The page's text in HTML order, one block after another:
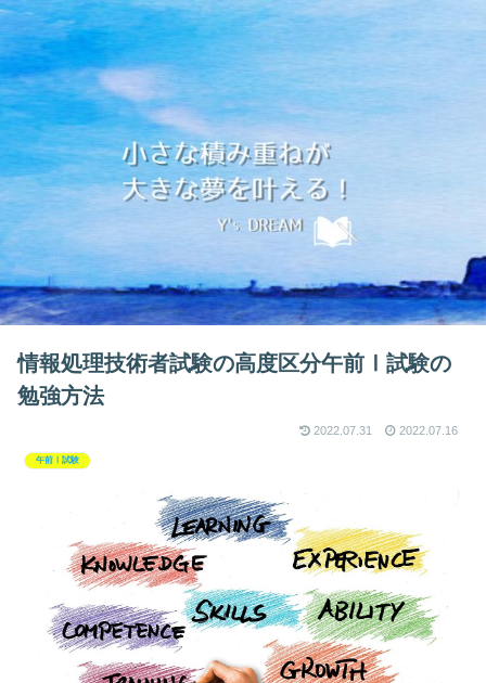
情報処理技術者試験の高度区分午前Ⅰ試験の
勉強方法
2022.07.31 2022.07.16
午前Ⅰ試験